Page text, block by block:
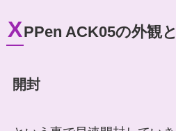
XPPen ACK05の外観
開封